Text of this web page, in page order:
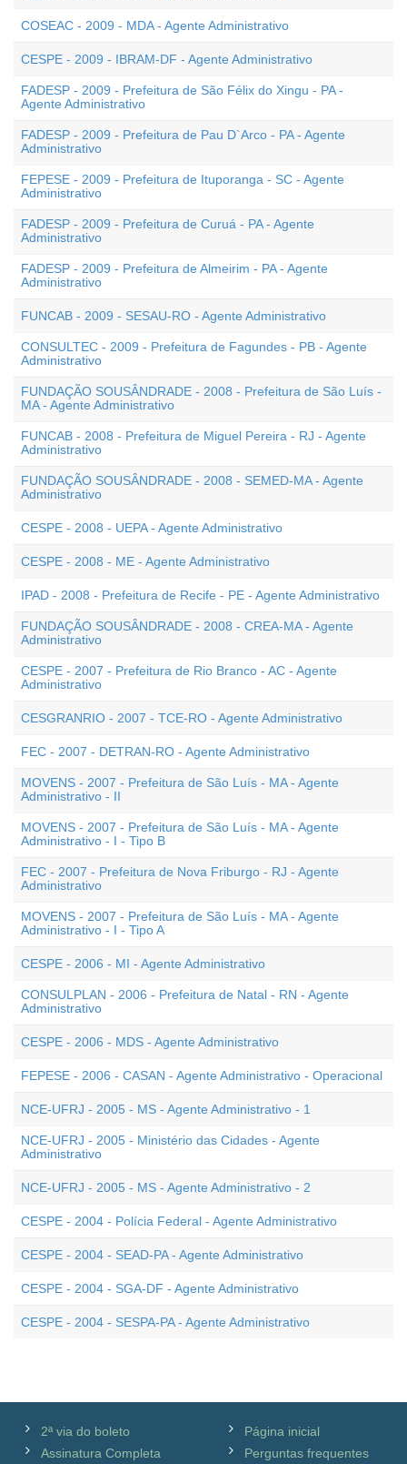
COSEAC - 2009 - MDA - Agente Administrativo
CESPE - 2009 - IBRAM-DF - Agente Administrativo
FADESP - 2009 - Prefeitura de São Félix do Xingu - PA -
Agente Administrativo
FADESP - 2009 - Prefeitura de Pau D`Arco - PA - Agente
Administrativo
FEPESE - 2009 - Prefeitura de Ituporanga - SC - Agente
Administrativo
FADESP - 2009 - Prefeitura de Curuá - PA - Agente
Administrativo
FADESP - 2009 - Prefeitura de Almeirim - PA - Agente
Administrativo
FUNCAB - 2009 - SESAU-RO - Agente Administrativo
CONSULTEC - 2009 - Prefeitura de Fagundes - PB - Agente
Administrativo
FUNDAÇÃO SOUSÂNDRADE - 2008 - Prefeitura de São Luís -
MA - Agente Administrativo
FUNCAB - 2008 - Prefeitura de Miguel Pereira - RJ - Agente
Administrativo
FUNDAÇÃO SOUSÂNDRADE - 2008 - SEMED-MA - Agente
Administrativo
CESPE - 2008 - UEPA - Agente Administrativo
CESPE - 2008 - ME - Agente Administrativo
IPAD - 2008 - Prefeitura de Recife - PE - Agente Administrativo
FUNDAÇÃO SOUSÂNDRADE - 2008 - CREA-MA - Agente
Administrativo
CESPE - 2007 - Prefeitura de Rio Branco - AC - Agente
Administrativo
CESGRANRIO - 2007 - TCE-RO - Agente Administrativo
FEC - 2007 - DETRAN-RO - Agente Administrativo
MOVENS - 2007 - Prefeitura de São Luís - MA - Agente
Administrativo - II
MOVENS - 2007 - Prefeitura de São Luís - MA - Agente
Administrativo - I - Tipo B
FEC - 2007 - Prefeitura de Nova Friburgo - RJ - Agente
Administrativo
MOVENS - 2007 - Prefeitura de São Luís - MA - Agente
Administrativo - I - Tipo A
CESPE - 2006 - MI - Agente Administrativo
CONSULPLAN - 2006 - Prefeitura de Natal - RN - Agente
Administrativo
CESPE - 2006 - MDS - Agente Administrativo
FEPESE - 2006 - CASAN - Agente Administrativo - Operacional
NCE-UFRJ - 2005 - MS - Agente Administrativo - 1
NCE-UFRJ - 2005 - Ministério das Cidades - Agente
Administrativo
NCE-UFRJ - 2005 - MS - Agente Administrativo - 2
CESPE - 2004 - Polícia Federal - Agente Administrativo
CESPE - 2004 - SEAD-PA - Agente Administrativo
CESPE - 2004 - SGA-DF - Agente Administrativo
CESPE - 2004 - SESPA-PA - Agente Administrativo
2ª via do boleto
Assinatura Completa
Página inicial
Perguntas frequentes